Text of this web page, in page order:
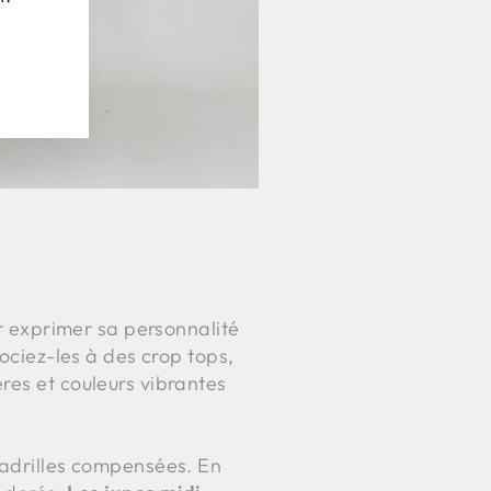
sa personnalité
les à des crop tops,
et couleurs vibrantes
compensées. En